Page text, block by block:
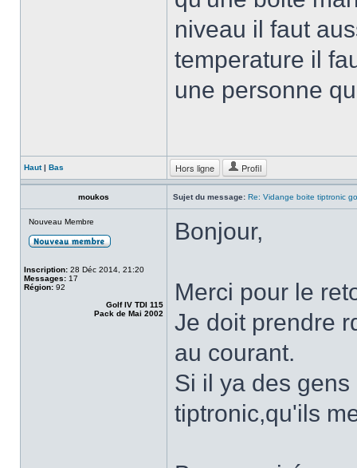
niveau il faut
temperature il
une personne
Haut| Bas Hors ligne Profil
moukos Sujet du message: Re: Vidange boite tiptronic
Nouveau Membre
Inscription: 28 Déc 2014, 21:20
Messages: 17
Région: 92
Golf IV TDI 115
Pack de Mai 2002
Bonjour,
Merci pour le
Je doit prendre
au courant.
Si il ya des
tiptronic,qu'ils